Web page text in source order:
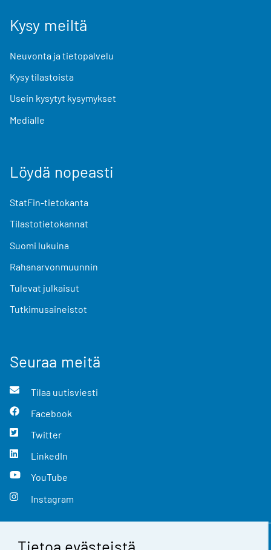
Tietoa evästeistä
Kysy meiltä
Neuvonta ja tietopalvelu
Kysy tilastoista
Usein kysytyt kysymykset
Medialle
Löydä nopeasti
StatFin-tietokanta
Tilastotietokannat
Suomi lukuina
Rahanarvonmuunnin
Tulevat julkaisut
Tutkimusaineistot
Seuraa meitä
Tilaa uutisviesti
Facebook
Twitter
LinkedIn
YouTube
Instagram